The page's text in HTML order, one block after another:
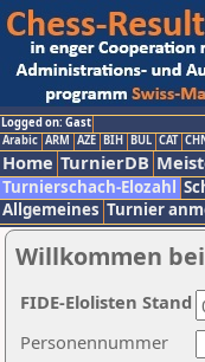
Logged on: Gast
Arabic ARM AZE BIH BUL CAT
Home TurnierDB
Turnierschach-Elozahl
Allgemeines Turnier
Willkommen
Personennummer
FIDE-Elolisten Stand